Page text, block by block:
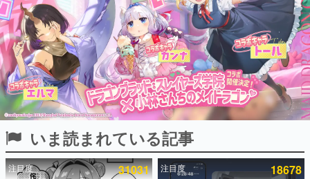
電ファミのいま読まれている記事ランキング
アプリセール情報
インタビュー
連載・特集一覧
殿堂入り記事
SNS拡散数が数千以上！ ページビュー数万以上！ などな
ど。多くの人々に読まれた、電ファミ渾身の“殿堂入り”記
事をまとめました。
いま読まれている記事
注目度 31031 注目度 18678